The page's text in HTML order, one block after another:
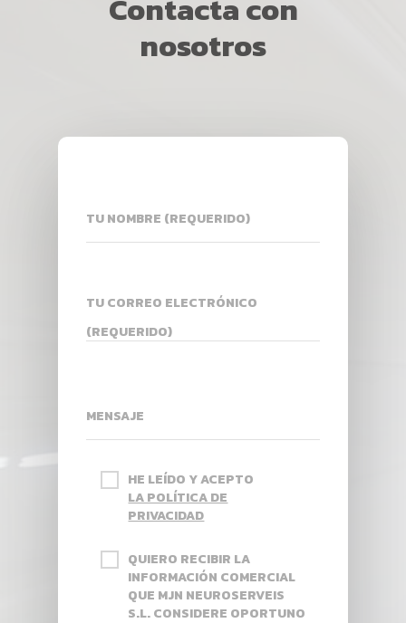
Contacta con
nosotros
TU NOMBRE (REQUERIDO)
TU CORREO ELECTRÓNICO
(REQUERIDO)
MENSAJE
HE LEÍDO Y ACEPTO
LA POLÍTICA DE
PRIVACIDAD
QUIERO RECIBIR LA
INFORMACIÓN COMERCIAL
QUE MJN NEUROSERVEIS
S.L. CONSIDERE OPORTUNO
GUERREROS
EPILEPSIA
EQUIPO
ALZHEIMER
PRENSA
EQUIPO